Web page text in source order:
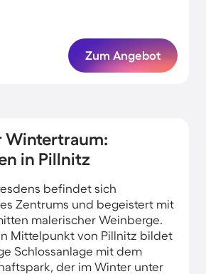
Zum Angebot
Wintertraum:
in Pillnitz
befindet sich
Zentrums und begeistert mit
malerischer Weinberge.
Mittelpunkt von Pillnitz bildet
Schlossanlage mit dem
der im Winter unter